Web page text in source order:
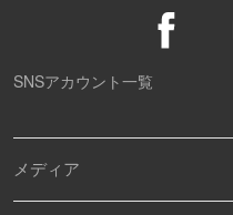
SNSアカウント一覧
メディア